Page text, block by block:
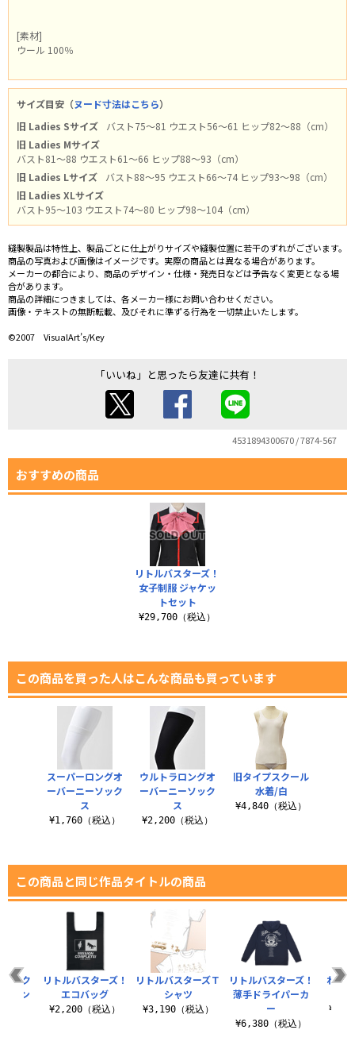
[素材]
ウール 100％
サイズ目安（ヌード寸法はこちら）
旧 Ladies Sサイズ
バスト75～81 ウエスト56～61 ヒップ82～88（cm）
旧 Ladies Mサイズ
バスト81～88 ウエスト61～66 ヒップ88～93（cm）
旧 Ladies Lサイズ
バスト88～95 ウエスト66～74 ヒップ93～98（cm）
旧 Ladies XLサイズ
バスト95～103 ウエスト74～80 ヒップ98～104（cm）
縫製製品は特性上、製品ごとに仕上がりサイズや縫製位置に若干のずれがございます。
商品の写真および画像はイメージです。実際の商品とは異なる場合があります。
メーカーの都合により、商品のデザイン・仕様・発売日などは予告なく変更となる場
合があります。
商品の詳細につきましては、各メーカー様にお問い合わせください。
画像・テキストの無断転載、及びそれに準ずる行為を一切禁止いたします。
©2007 VisualArt’s/Key
「いいね」と思ったら友達に共有！
4531894300670 / 7874-567
おすすめの商品
リトルバスターズ！
女子制服 ジャケッ
トセット
¥29,700（税込）
この商品を買った人はこんな商品も買っています
ウルトラロングオ
ーバーニーソック
ス
¥2,200（税込）
旧タイプスクール
水着/白
¥4,840（税込）
スーパーロングオ
ーバーニーソック
ス
¥1,760（税込）
この商品と同じ作品タイトルの商品
リトルバスターズＴ
シャツ
¥3,190（税込）
リトルバスターズ！
薄手ドライパーカ
ー
¥6,380（税込）
わふ
＆ク
タン
リトルバスターズ！
エコバッグ
¥2,200（税込）